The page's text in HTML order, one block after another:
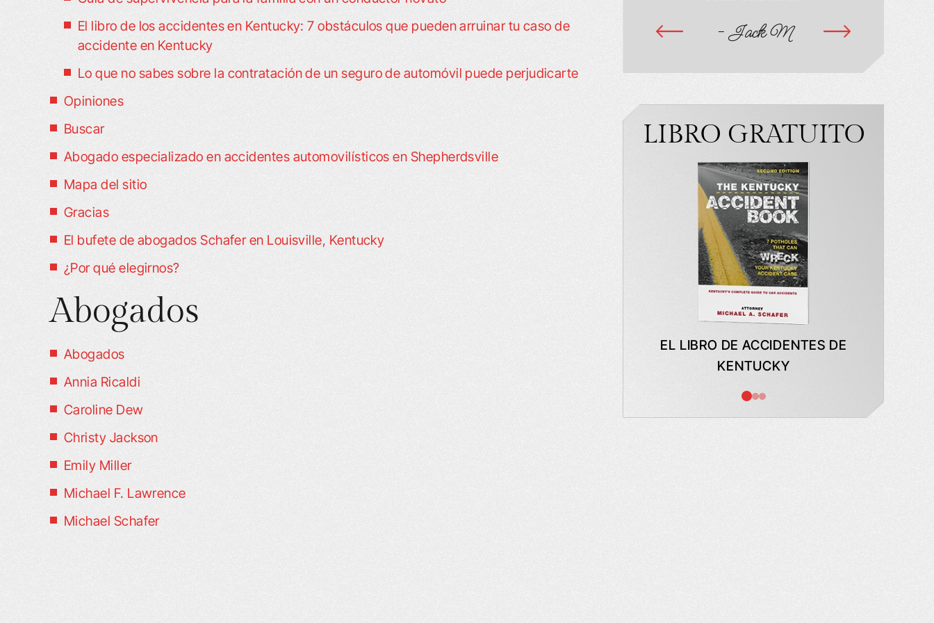
El libro de los accidentes en Kentucky: 7 obstáculos que pueden arruinar tu caso de
accidente en Kentucky
Lo que no sabes sobre la contratación de un seguro de automóvil puede perjudicarte
Opiniones
Buscar
Abogado especializado en accidentes automovilísticos en Shepherdsville
Mapa del sitio
Gracias
El bufete de abogados Schafer en Louisville, Kentucky
¿Por qué elegirnos?
Abogados
Abogados
Annia Ricaldi
Caroline Dew
Christy Jackson
Emily Miller
Michael F. Lawrence
Michael Schafer
- Shannon L.
- Bobby
condolencias. ¡Se lo agradezco
- Jack M
LIBRO GRATUITO
EL LIBRO DE ACCIDENTES DE
KENTUCKY